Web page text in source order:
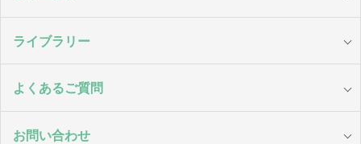
ライブラリー
よくあるご質問
お問い合わせ